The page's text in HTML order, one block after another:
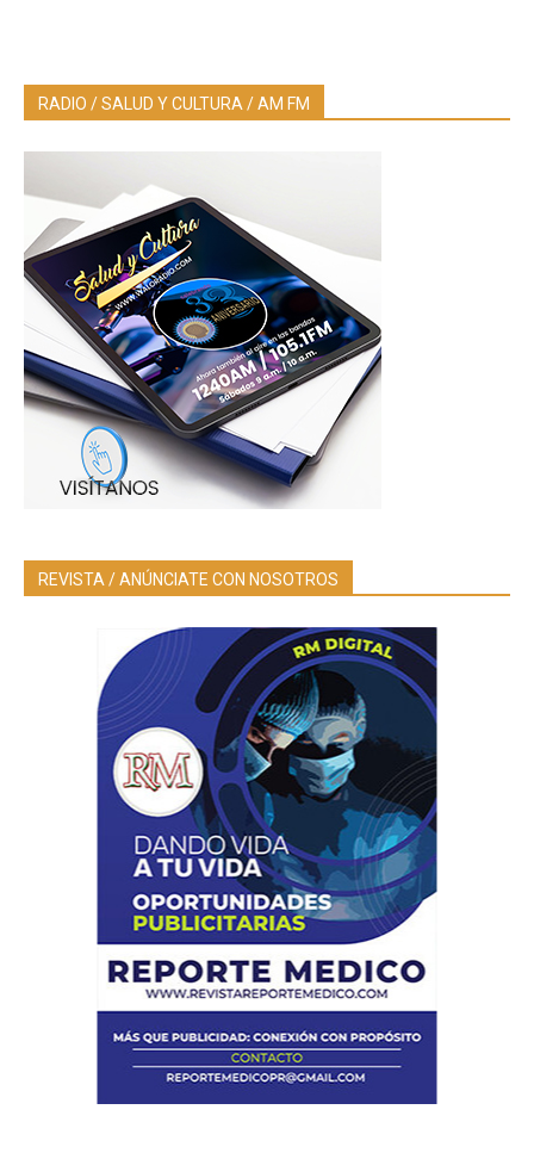
RADIO / SALUD Y CULTURA / AM FM
REVISTA / ANÚNCIATE CON NOSOTROS